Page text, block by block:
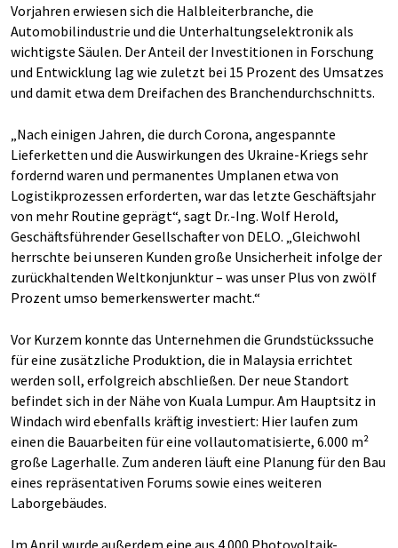
Vorjahren erwiesen sich die Halbleiterbranche, die
Automobilindustrie und die Unterhaltungselektronik als
wichtigste Säulen. Der Anteil der Investitionen in Forschung
und Entwicklung lag wie zuletzt bei 15 Prozent des Umsatzes
und damit etwa dem Dreifachen des Branchendurchschnitts.
„Nach einigen Jahren, die durch Corona, angespannte
Lieferketten und die Auswirkungen des Ukraine-Kriegs sehr
fordernd waren und permanentes Umplanen etwa von
Logistikprozessen erforderten, war das letzte Geschäftsjahr
von mehr Routine geprägt“, sagt Dr.-Ing. Wolf Herold,
Geschäftsführender Gesellschafter von DELO. „Gleichwohl
herrschte bei unseren Kunden große Unsicherheit infolge der
zurückhaltenden Weltkonjunktur – was unser Plus von zwölf
Prozent umso bemerkenswerter macht.“
Vor Kurzem konnte das Unternehmen die Grundstückssuche
für eine zusätzliche Produktion, die in Malaysia errichtet
werden soll, erfolgreich abschließen. Der neue Standort
befindet sich in der Nähe von Kuala Lumpur. Am Hauptsitz in
Windach wird ebenfalls kräftig investiert: Hier laufen zum
einen die Bauarbeiten für eine vollautomatisierte, 6.000 m²
große Lagerhalle. Zum anderen läuft eine Planung für den Bau
eines repräsentativen Forums sowie eines weiteren
Laborgebäudes.
Im April wurde außerdem eine aus 4.000 Photovoltaik-